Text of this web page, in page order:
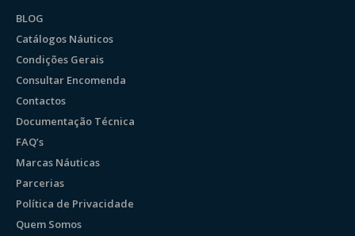
BLOG
Catálogos Náuticos
Condições Gerais
Consultar Encomenda
Contactos
Documentação Técnica
FAQ’s
Marcas Náuticas
Parcerias
Política de Privacidade
Quem Somos